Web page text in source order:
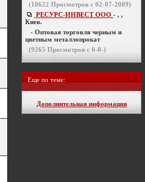
(10622 Просмотров с 02-07-2009)
РЕСУРС-ИНВЕСТ ООО - , ,
Киев.
- Оптовая торговля черным и
цветным металлопрокат
(9265 Просмотров с 0-0-)
Еще по теме:
Дополнительная информация